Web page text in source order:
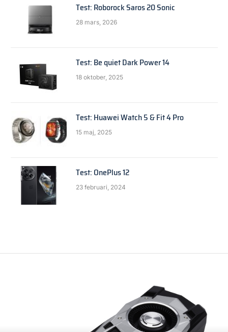
Test: Roborock Saros 20 Sonic
28 mars, 2026
Test: Be quiet Dark Power 14
18 oktober, 2025
Test: Huawei Watch 5 & Fit 4 Pro
15 maj, 2025
Test: OnePlus 12
23 februari, 2024